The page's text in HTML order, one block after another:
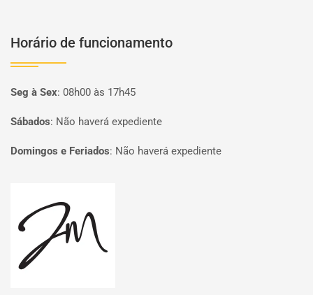
Horário de funcionamento
Seg à Sex: 08h00 às 17h45
Sábados: Não haverá expediente
Domingos e Feriados: Não haverá expediente